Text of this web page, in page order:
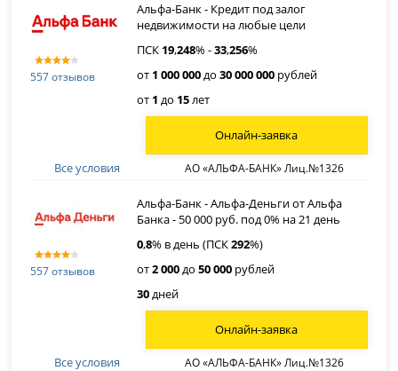
557 отзывов
Альфа-Банк - Кредит под залог
недвижимости на любые цели
ПСК 19,248% -33,256%
от 1 000 000до30 000 000 рублей
от 1 до 15лет
Все условия АО «АЛЬФА-БАНК» Лиц.№1326
Онлайн-заявка
557 отзывов
Альфа-Банк - Альфа-Деньги от Альфа
Банка - 50 000 руб. под 0% на 21 день
0,8% в день (ПСК292%)
от2 000до50 000 рублей
30дней
Все условия АО «АЛЬФА-БАНК» Лиц.№1326
Онлайн-заявка